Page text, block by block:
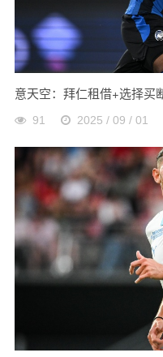
意天空：拜仁租借+选择买
91 2025 / 09 / 01